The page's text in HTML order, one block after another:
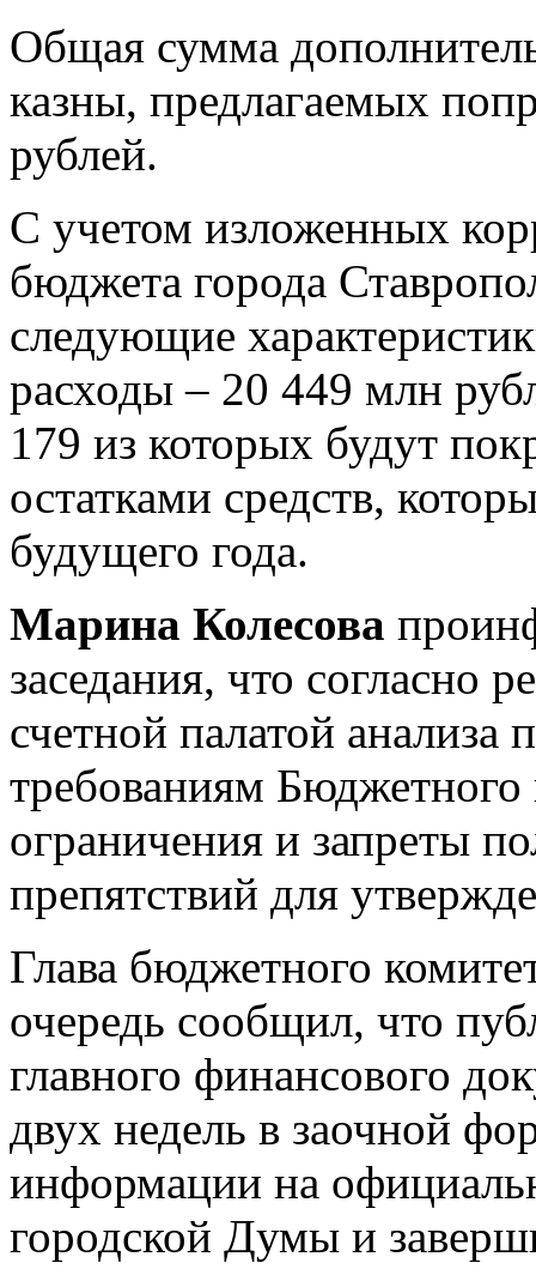
Общая сумма
казны, предлагаемых
рублей.
С учетом изложенных
бюджета города
следующие
расходы – 20 449 млн
179 из которых будут
остатками средств,
будущего года.
Марина Колесова
заседания, что согласно
счетной палатой анализа
требованиям Бюджетного
ограничения и запреты
препятствий для
Глава бюджетного
очередь сообщил, что
главного финансового
двух недель в заочной
информации на
городской Думы и